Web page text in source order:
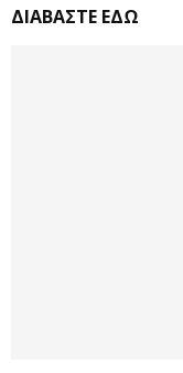
ΔΙΑΒΑΣΤΕ ΕΔΩ